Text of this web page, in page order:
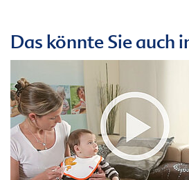
Das könnte Sie auch